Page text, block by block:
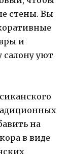
стены. Вы
и
салону уют
на
в виде